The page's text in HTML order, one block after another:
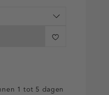
1 tot 5 dagen